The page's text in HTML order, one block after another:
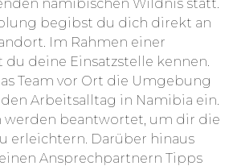
namibischen Wildnis statt.
begibst du dich direkt an
Im Rahmen einer
deine Einsatzstelle kennen.
Team vor Ort die Umgebung
Arbeitsalltag in Namibia ein.
werden beantwortet, um dir die
erleichtern. Darüber hinaus
Ansprechpartnern Tipps